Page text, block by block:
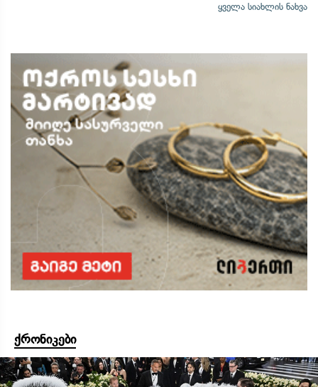
ყველა სიახლის ნახვა
ქრონიკები